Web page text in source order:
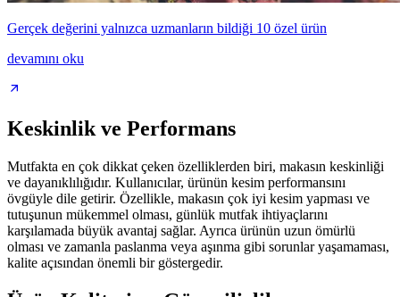
Gerçek değerini yalnızca uzmanların bildiği 10 özel ürün
devamını oku
Keskinlik ve Performans
Mutfakta en çok dikkat çeken özelliklerden biri, makasın keskinliği
ve dayanıklılığıdır. Kullanıcılar, ürünün kesim performansını
övgüyle dile getirir. Özellikle, makasın çok iyi kesim yapması ve
tutuşunun mükemmel olması, günlük mutfak ihtiyaçlarını
karşılamada büyük avantaj sağlar. Ayrıca ürünün uzun ömürlü
olması ve zamanla paslanma veya aşınma gibi sorunlar yaşamaması,
kalite açısından önemli bir göstergedir.